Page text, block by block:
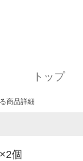
トップ
商品詳細
個